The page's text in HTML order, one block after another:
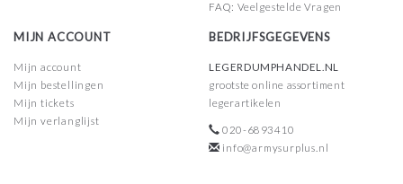
FAQ: Veelgestelde Vragen
MIJN ACCOUNT
Mijn account
Mijn bestellingen
Mijn tickets
Mijn verlanglijst
BEDRIJFSGEGEVENS
LEGERDUMPHANDEL.NL
grootste online assortiment
legerartikelen
020-6893410
info@armysurplus.nl